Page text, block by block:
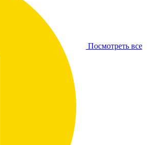
Посмотреть все